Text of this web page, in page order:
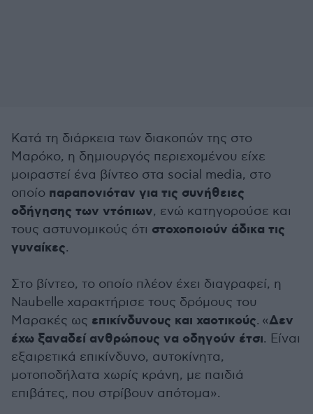
Κατά τη διάρκεια των διακοπών της στο
Μαρόκο, η δημιουργός περιεχομένου είχε
μοιραστεί ένα βίντεο στα social media, στο
οποίο παραπονιόταν για τις συνήθειες
οδήγησης των ντόπιων, ενώ κατηγορούσε και
τους αστυνομικούς ότι στοχοποιούν άδικα τις
γυναίκες.
Στο βίντεο, το οποίο πλέον έχει διαγραφεί, η
Naubelle χαρακτήρισε τους δρόμους του
Μαρακές ως επικίνδυνους και χαοτικούς. «Δεν
έχω ξαναδεί ανθρώπους να οδηγούν έτσι. Είναι
εξαιρετικά επικίνδυνο, αυτοκίνητα,
μοτοποδήλατα χωρίς κράνη, με παιδιά
επιβάτες, που στρίβουν απότομα».